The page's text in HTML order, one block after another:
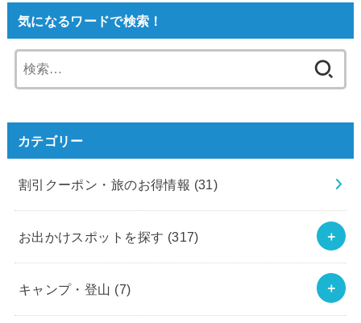
気になるワードで検索！
索:
カテゴリー
割引クーポン・旅のお得情報 (31)
お出かけスポットを探す (317)
キャンプ・登山 (7)